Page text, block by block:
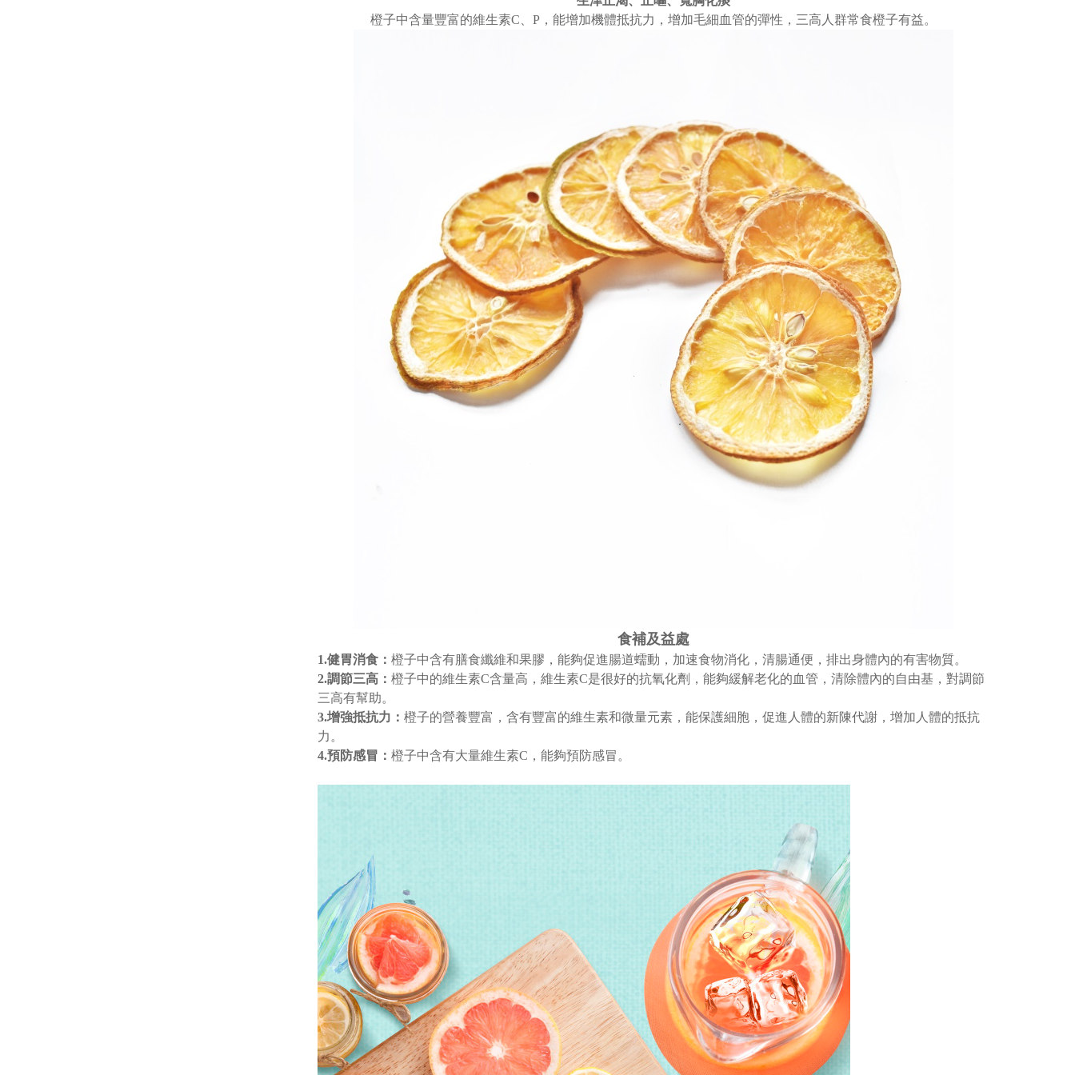
橙子中含量豐富的維生素C、P，能增加機體抵抗力，增加毛細血管的彈性，三高人群常食橙子有益。
食補及益處
1.健胃消食： 橙子中含有膳食纖維和果膠，能夠促進腸道蠕動，加速食物消化，清腸通便，排出身體內的有害物質。
2.調節三高： 橙子中的維生素C含量高，維生素C是很好的抗氧化劑，能夠緩解老化的血管，清除體內的自由基，對調節
三高有幫助。
3.增強抵抗力： 橙子的營養豐富，含有豐富的維生素和微量元素，能保護細胞，促進人體的新陳代謝，增加人體的抵抗
力。
4.預防感冒： 橙子中含有大量維生素C，能夠預防感冒。